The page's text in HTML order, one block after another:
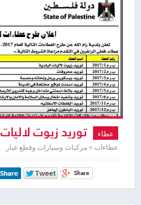
عطاء توريد زيوت لاليات
عطاءات » مركبات وسيارات وقطع غيار